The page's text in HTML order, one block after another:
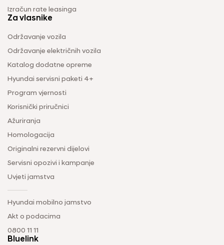
Izračun rate leasinga
Za vlasnike
Održavanje vozila
Održavanje električnih vozila
Katalog dodatne opreme
Hyundai servisni paketi 4+
Program vjernosti
Korisnički priručnici
Ažuriranja
Homologacija
Originalni rezervni dijelovi
Servisni opozivi i kampanje
Uvjeti jamstva
Hyundai mobilno jamstvo
Akt o podacima
0800 11 11
Bluelink